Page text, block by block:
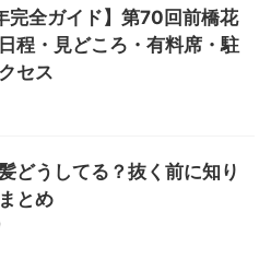
完全ガイド】第70回前橋花
程・見どころ・有料席・駐
セス
どうしてる？抜く前に知り
とめ